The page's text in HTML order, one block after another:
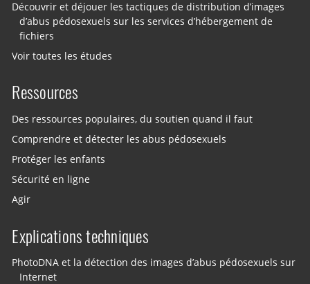
Découvrir et déjouer les tactiques de distribution d’images
d’abus pédosexuels sur les services d’hébergement de
fichiers
Voir toutes les études
Ressources
Des ressources populaires, du soutien quand il faut
Comprendre et détecter les abus pédosexuels
Protéger les enfants
Sécurité en ligne
Agir
Explications techniques
PhotoDNA et la détection des images d’abus pédosexuels sur
Internet